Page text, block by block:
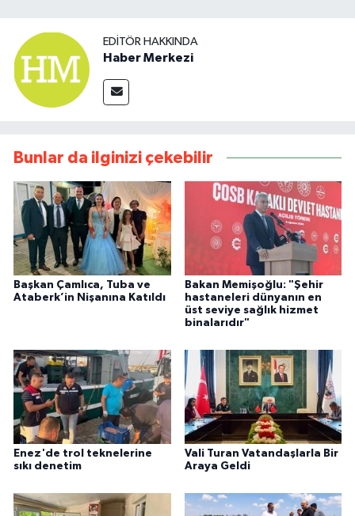
EDITÖR HAKKINDA
Haber Merkezi
Bunlar da ilginizi çekebilir
Başkan Çamlıca, Tuba ve
Ataberk’in Nişanına Katıldı
Bakan Memişoğlu: "Şehir
hastaneleri dünyanın en
üst seviye sağlık hizmet
binalarıdır"
Enez'de trol teknelerine
sıkı denetim
Vali Turan Vatandaşlarla Bir
Araya Geldi